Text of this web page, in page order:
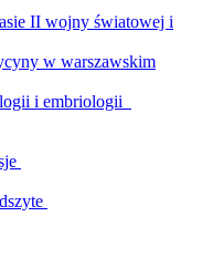
II wojny światowej i
w warszawskim
i embriologii